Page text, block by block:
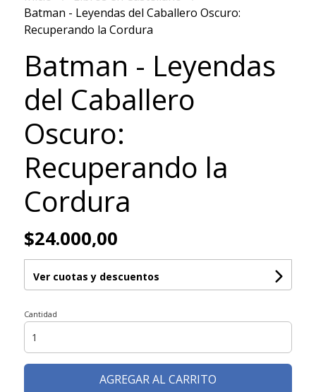
Batman - Leyendas del Caballero Oscuro:
Recuperando la Cordura
Batman - Leyendas
del Caballero
Oscuro:
Recuperando la
Cordura
$24.000,00
Ver cuotas y descuentos
Cantidad
AGREGAR AL CARRITO